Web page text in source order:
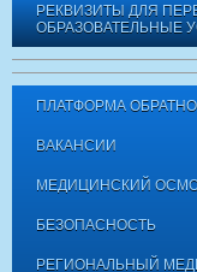
РЕКВИЗИТЫ ДЛЯ
ОБРАЗОВАТЕЛЬНЫЕ
ПЛАТФОРМА
ВАКАНСИИ
МЕДИЦИНСКИЙ
БЕЗОПАСНОСТЬ
РЕГИОНАЛЬНЫЙ